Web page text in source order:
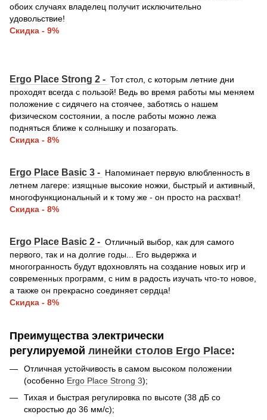
обоих случаях владелец получит исключительно
удовольствие!
Скидка - 9%
Ergo Place Strong 2 - Тот стол, с которым летние дни
проходят всегда с пользой! Ведь во время работы мы меняем
положение с сидячего на стоячее, заботясь о нашем
физическом состоянии, а после работы можно лежа
подняться ближе к солнышку и позагорать.
Скидка - 8%
Ergo Place Basic 3 - Напоминает первую влюбленность в
летнем лагере: изящные высокие ножки, быстрый и активный,
многофункциональный и к тому же - он просто на расхват!
Скидка - 8%
Ergo Place Basic 2 - Отличный выбор, как для самого
первого, так и на долгие годы... Его выдержка и
многогранность будут вдохновлять на создание новых игр и
современных программ, с ним в радость изучать что-то новое,
а также он прекрасно соединяет сердца!
Скидка - 8%
Преимущества электрически
регулируемой линейки столов Ergo Place:
Отличная устойчивость в самом высоком положении
(особенно Ergo Place Strong 3);
Тихая и быстрая регулировка по высоте (38 дБ со
скоростью до 36 мм/с);